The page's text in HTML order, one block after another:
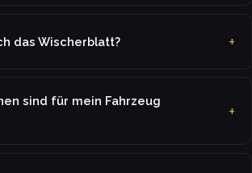
das Wischerblatt?
sind für mein Fahrzeug